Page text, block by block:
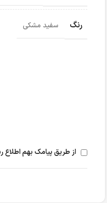
رنگ سفید مشکی
از طریق پیامک بهم اطلاع